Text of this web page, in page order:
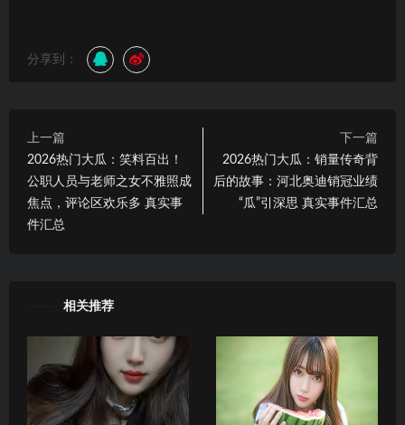
分享到：
上一篇
2026热门大瓜：笑料百出！
公职人员与老师之女不雅照成
焦点，评论区欢乐多 真实事
件汇总
下一篇
2026热门大瓜：销量传奇背
后的故事：河北奥迪销冠业绩
“瓜”引深思 真实事件汇总
相关推荐